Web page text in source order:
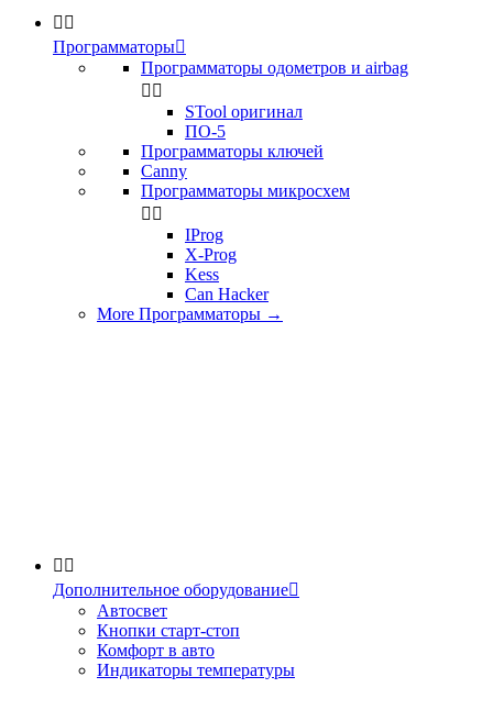
 
Программаторы
Программаторы одометров и airbag
 
STool оригинал
ПО-5
Программаторы ключей
Canny
Программаторы микросхем
 
IProg
X-Prog
Kess
Can Hacker
More Программаторы →
 
Дополнительное оборудование
Автосвет
Кнопки старт-стоп
Комфорт в авто
Индикаторы температуры